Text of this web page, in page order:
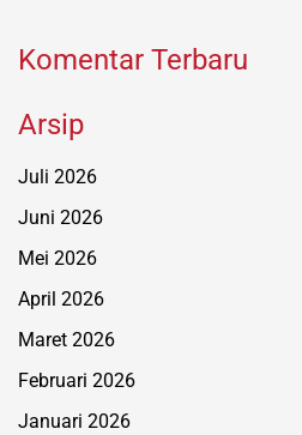
Komentar Terbaru
Arsip
Juli 2026
Juni 2026
Mei 2026
April 2026
Maret 2026
Februari 2026
Januari 2026